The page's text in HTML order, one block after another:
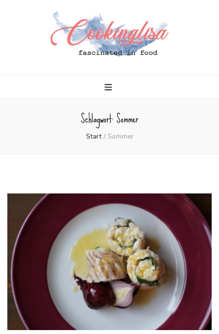
Cookinglisa
Schlagwort:Sommer
Start / Sommer